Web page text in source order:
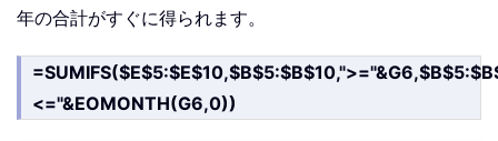
年の合計がすぐに得られます。
<="&EOMONTH(G6,0))